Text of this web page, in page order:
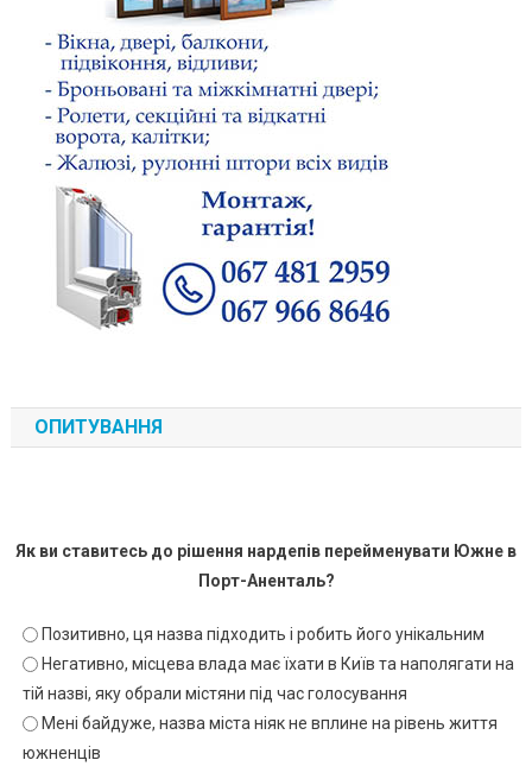
ОПИТУВАННЯ
Як ви ставитесь до рішення нардепів перейменувати Южне в
Порт-Аненталь?
Позитивно, ця назва підходить і робить його унікальним
Негативно, місцева влада має їхати в Київ та наполягати на
тій назві, яку обрали містяни під час голосування
Мені байдуже, назва міста ніяк не вплине на рівень життя
южненців